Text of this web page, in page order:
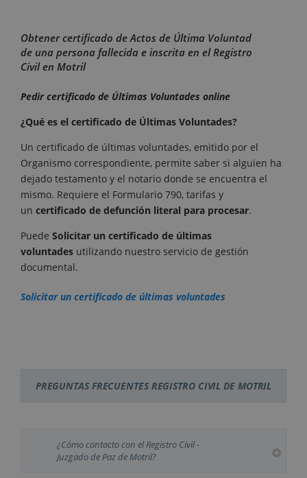
Obtener certificado de Actos de Última Voluntad
de una persona fallecida e inscrita en el Registro
Civil en Motril
Pedir certificado de Últimas Voluntades online
¿Qué es el certificado de Últimas Voluntades?
Un certificado de últimas voluntades, emitido por el
Organismo correspondiente, permite saber si alguien ha
dejado testamento y el notario donde se encuentra el
mismo. Requiere el Formulario 790, tarifas y
un certificado de defunción literal para procesar.
Puede Solicitar un certificado de últimas
voluntades utilizando nuestro servicio de gestión
documental.
Solicitar un certificado de últimas voluntades
PREGUNTAS FRECUENTES REGISTRO CIVIL DE MOTRIL
¿Cómo contacto con el Registro Civil -
Juzgado de Paz de Motril?